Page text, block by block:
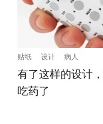
贴纸 设计 病人
有了这样的设计
吃药了